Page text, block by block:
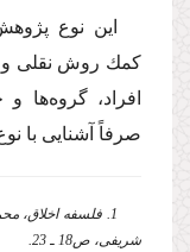
این نوع
كمك روش نقلی و
افراد، گروه‌ها
صرفاً آشنایی با
1. فلسفه اخلاق،
شریفی، ص18 ـ 23.